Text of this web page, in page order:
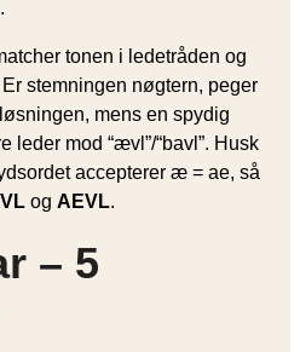
tonen i ledetråden og
stemningen nøgtern, peger
løsningen, mens en spydig
leder mod “ævl”/“bavl”. Husk
accepterer æ = ae, så
og AEVL.
– 5